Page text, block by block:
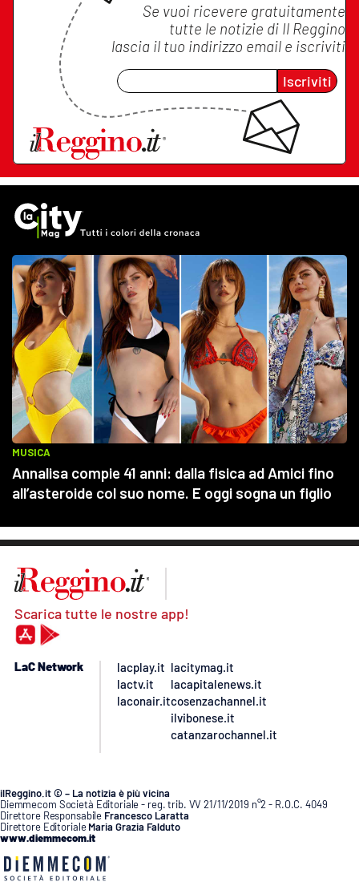
Se vuoi ricevere gratuitamente
tutte le notizie di Il Reggino
lascia il tuo indirizzo email e iscriviti
Iscriviti
Scarica tutte le nostre app!
LaC Network
lacplay.it
lactv.it
laconair.it
lacitymag.it
lacapitalenews.it
cosenzachannel.it
ilvibonese.it
catanzarochannel.it
ilReggino.it © – La notizia è più vicina
Diemmecom Società Editoriale - reg. trib. VV 21/11/2019 n°2 - R.O.C. 4049
Direttore Responsabile Francesco Laratta
Direttore Editoriale Maria Grazia Falduto
www.diemmecom.it